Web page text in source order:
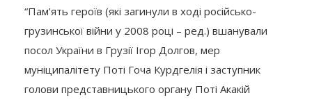
“Пам’ять героїв (які загинули в ході російсько-
грузинської війни у 2008 році – ред.) вшанували
посол України в Грузії Ігор Долгов, мер
муніципалітету Поті Гоча Курдгелія і заступник
голови представницького органу Поті Акакій